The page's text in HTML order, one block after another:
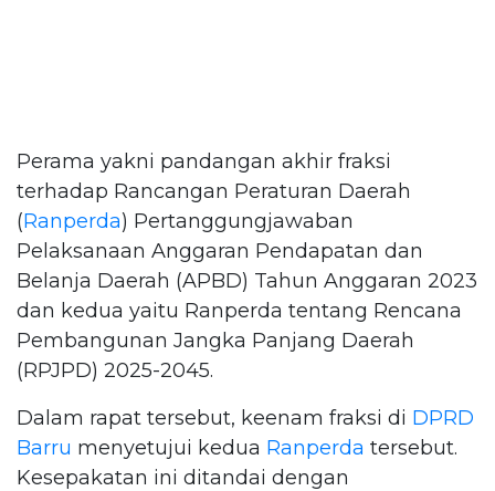
Perama yakni pandangan akhir fraksi
terhadap Rancangan Peraturan Daerah
(Ranperda) Pertanggungjawaban
Pelaksanaan Anggaran Pendapatan dan
Belanja Daerah (APBD) Tahun Anggaran 2023
dan kedua yaitu Ranperda tentang Rencana
Pembangunan Jangka Panjang Daerah
(RPJPD) 2025-2045.
Dalam rapat tersebut, keenam fraksi di DPRD
Barru menyetujui kedua Ranperda tersebut.
Kesepakatan ini ditandai dengan